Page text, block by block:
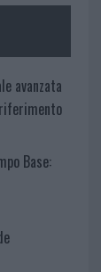
avanzata
Base: